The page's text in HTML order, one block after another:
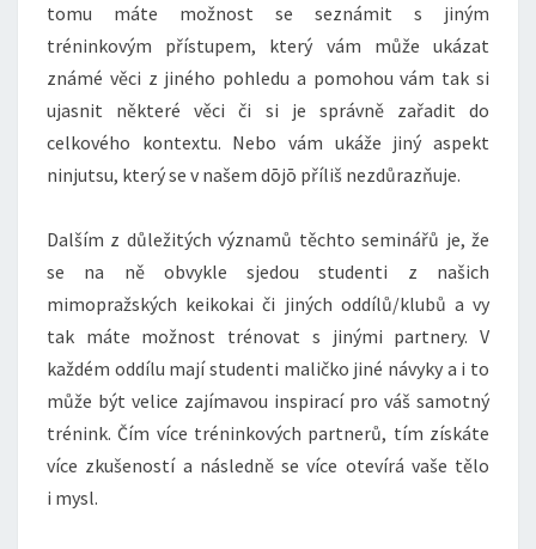
tomu máte možnost se seznámit s jiným
tréninkovým přístupem, který vám může ukázat
známé věci z jiného pohledu a pomohou vám tak si
ujasnit některé věci či si je správně zařadit do
celkového kontextu. Nebo vám ukáže jiný aspekt
ninjutsu, který se v našem dōjō příliš nezdůrazňuje.
Dalším z důležitých významů těchto seminářů je, že
se na ně obvykle sjedou studenti z našich
mimopražských keikokai či jiných oddílů/klubů a vy
tak máte možnost trénovat s jinými partnery. V
každém oddílu mají studenti maličko jiné návyky a i to
může být velice zajímavou inspirací pro váš samotný
trénink. Čím více tréninkových partnerů, tím získáte
více zkušeností a následně se více otevírá vaše tělo
i mysl.